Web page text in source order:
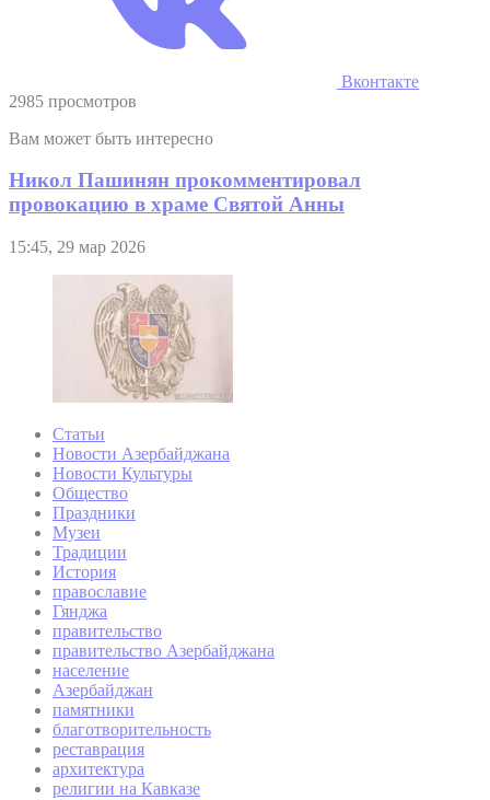
Вконтакте
2985 просмотров
Вам может быть интересно
Никол Пашинян прокомментировал
провокацию в храме Святой Анны
15:45, 29 мар 2026
Статьи
Новости Азербайджана
Новости Культуры
Общество
Праздники
Музеи
Традиции
История
православие
Гянджа
правительство
правительство Азербайджана
население
Азербайджан
памятники
благотворительность
реставрация
архитектура
религии на Кавказе